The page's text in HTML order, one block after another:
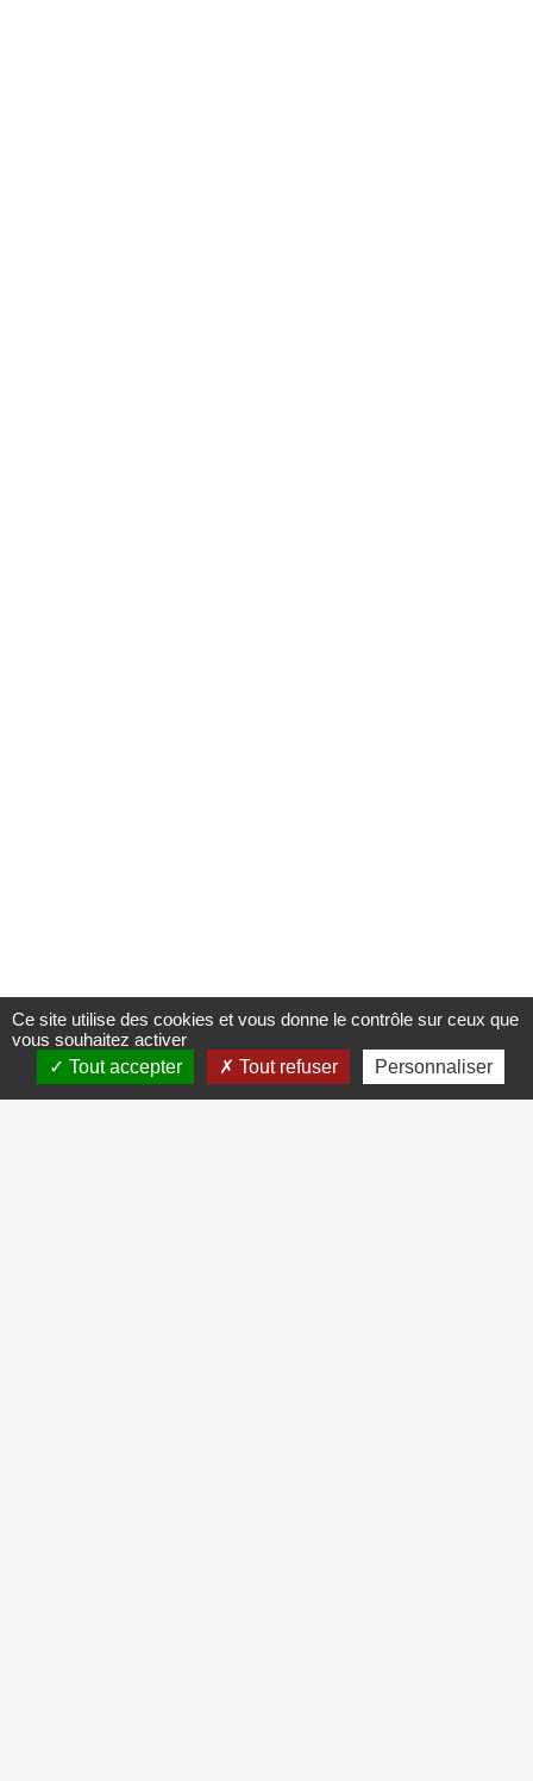
Ce site utilise des cookies et vous donne le contrôle sur ceux que
vous souhaitez activer
Tout accepter
Tout refuser Personnaliser